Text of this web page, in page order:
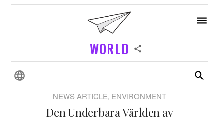
WORLD
NEWS ARTICLE, ENVIRONMENT
Den Underbara Världen av